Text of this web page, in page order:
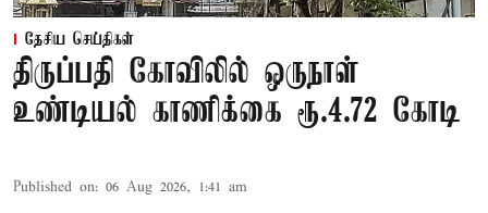
தேசிய செய்திகள்
திருப்பதி கோவிலில் ஒருநாள்
உண்டியல் காணிக்கை ரூ.4.72 கோடி
Published on: 06 Aug 2026, 1:41 am